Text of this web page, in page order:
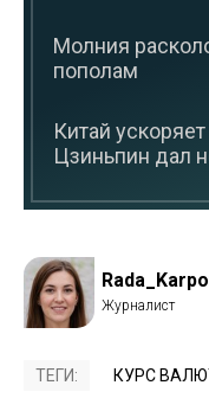
Молния
пополам
Китай
Цзиньпин дал
ТЕГИ: КУРС